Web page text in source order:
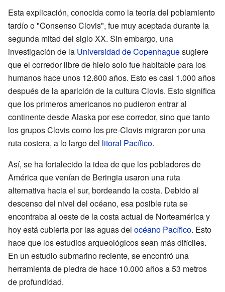
Esta explicación, conocida como la teoría del poblamiento
tardío o "Consenso Clovis", fue muy aceptada durante la
segunda mitad del siglo XX. Sin embargo, una
investigación de la Universidad de Copenhaguesugiere
que el corredor libre de hielo solo fue habitable para los
humanos hace unos 12.600 años. Esto es casi 1.000 años
después de la aparición de la cultura Clovis. Esto significa
que los primeros americanos no pudieron entrar al
continente desde Alaska por ese corredor, sino que tanto
los grupos Clovis como los pre-Clovis migraron por una
ruta costera, a lo largo del litoral Pacífico.
Así, se ha fortalecido la idea de que los pobladores de
América que venían de Beringia usaron una ruta
alternativa hacia el sur, bordeando la costa. Debido al
descenso del nivel del océano, esa posible ruta se
encontraba al oeste de la costa actual de Norteamérica y
hoy está cubierta por las aguas del océano Pacífico. Esto
hace que los estudios arqueológicos sean más difíciles.
En un estudio submarino reciente, se encontró una
herramienta de piedra de hace 10.000 años a 53 metros
de profundidad.